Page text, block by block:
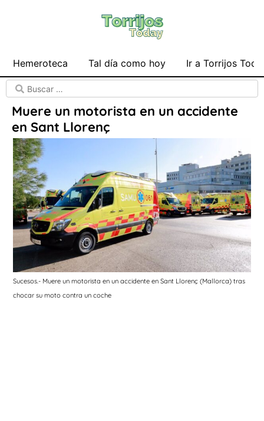
Hemeroteca Tal día como hoy Ir a Torrijos
Muere un motorista en un accidente
en Sant Llorenç
Sucesos.- Muere un motorista en un accidente en Sant Llorenç (Mallorca) tras
chocar su moto contra un coche